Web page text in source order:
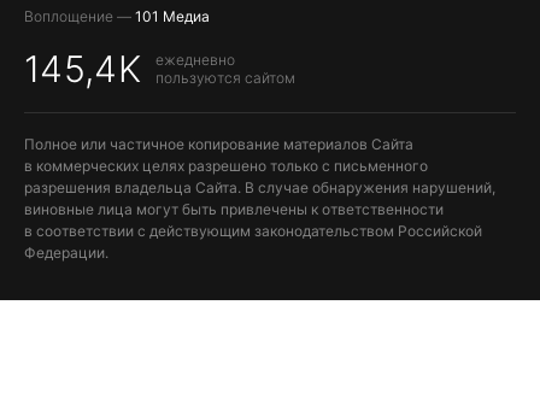
Воплощение — 101 Медиа
145,4K
ежедневно
пользуются сайтом
Полное или частичное копирование материалов Сайта
в коммерческих целях разрешено только с письменного
разрешения владельца Сайта. В случае обнаружения нарушений,
виновные лица могут быть привлечены к ответственности
в соответствии с действующим законодательством Российской
Федерации.